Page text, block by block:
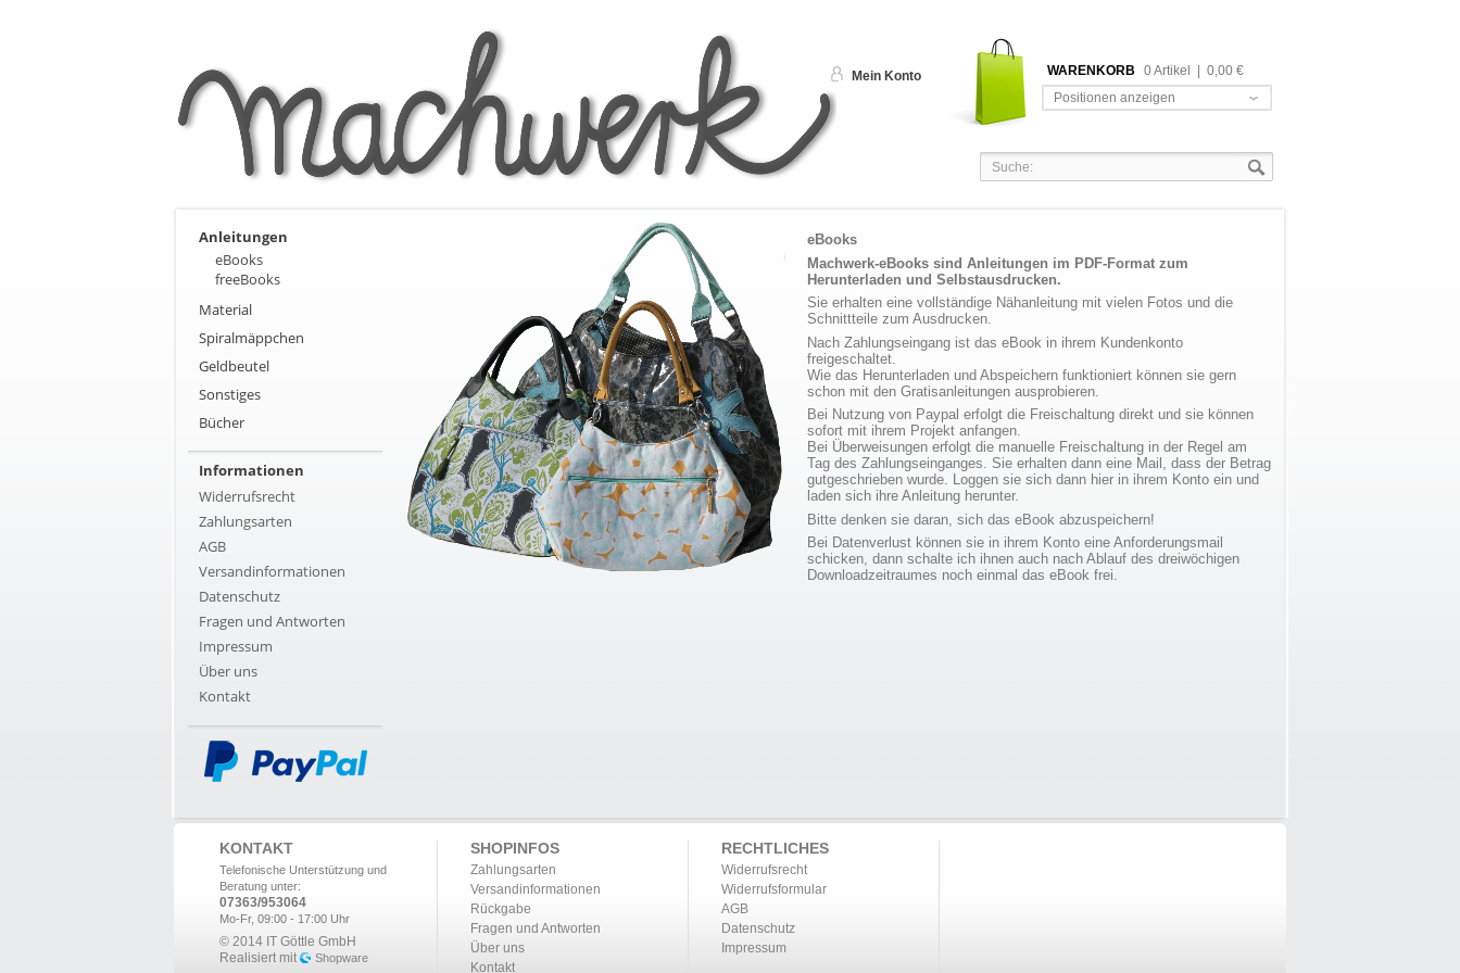
Mein Konto WARENKORB 0 Artikel
0,00 €
Positionen anzeigen
Anleitungen
eBooks
freeBooks
Material
Spiralmäppchen
Geldbeutel
Sonstiges
Bücher
Informationen
Widerrufsrecht
Zahlungsarten
AGB
Versandinformationen
Datenschutz
Fragen und Antworten
Impressum
Über uns
Kontakt
eBooks
Machwerk-eBooks sind Anleitungen im PDF-Format zum
Herunterladen und Selbstausdrucken.
Sie erhalten eine vollständige Nähanleitung mit vielen Fotos und die
Schnittteile zum Ausdrucken.
Nach Zahlungseingang ist das eBook in ihrem Kundenkonto
freigeschaltet.
Wie das Herunterladen und Abspeichern funktioniert können sie gern
schon mit den Gratisanleitungen ausprobieren.
Bei Nutzung von Paypal erfolgt die Freischaltung direkt und sie können
sofort mit ihrem Projekt anfangen.
Bei Überweisungen erfolgt die manuelle Freischaltung in der Regel am
Tag des Zahlungseinganges. Sie erhalten dann eine Mail, dass der Betrag
gutgeschrieben wurde. Loggen sie sich dann hier in ihrem Konto ein und
laden sich ihre Anleitung herunter.
Bitte denken sie daran, sich das eBook abzuspeichern!
Bei Datenverlust können sie in ihrem Konto eine Anforderungsmail
schicken, dann schalte ich ihnen auch nach Ablauf des dreiwöchigen
Downloadzeitraumes noch einmal das eBook frei.
KONTAKT
Telefonische Unterstützung und
Beratung unter:
07363/953064
Mo-Fr, 09:00 - 17:00 Uhr
© 2014 IT Göttle GmbH
Realisiert mit
Shopware
SHOPINFOS
Zahlungsarten
Versandinformationen
Rückgabe
Fragen und Antworten
Über uns
Kontakt
RECHTLICHES
Widerrufsrecht
Widerrufsformular
AGB
Datenschutz
Impressum